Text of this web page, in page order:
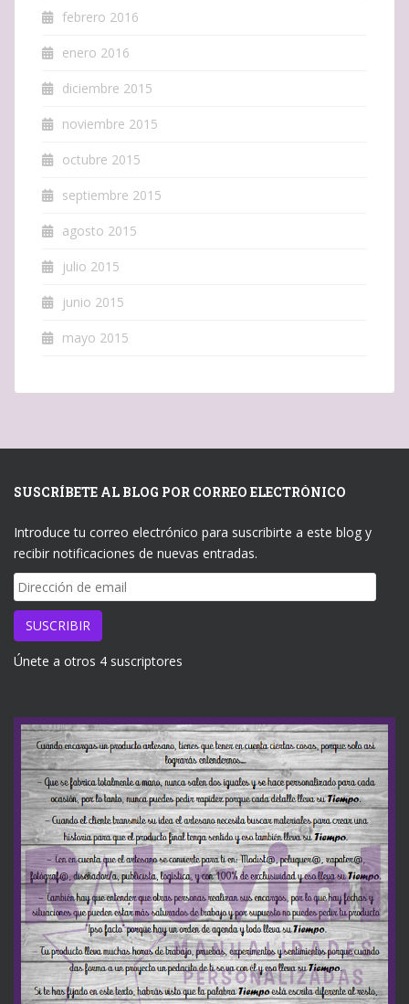
febrero 2016
enero 2016
diciembre 2015
noviembre 2015
octubre 2015
septiembre 2015
agosto 2015
julio 2015
junio 2015
mayo 2015
SUSCRÍBETE AL BLOG POR CORREO ELECTRÓNICO
Introduce tu correo electrónico para suscribirte a este blog y
recibir notificaciones de nuevas entradas.
Dirección
de
email
SUSCRIBIR
Únete a otros 4 suscriptores